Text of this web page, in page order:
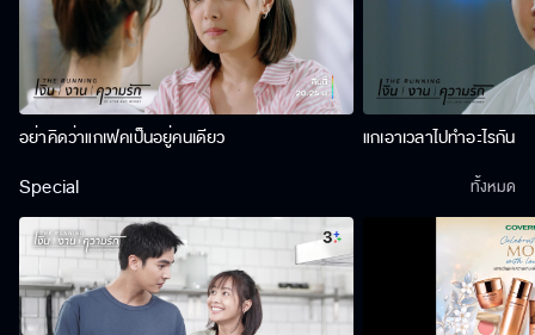
อย่าคิดว่าแกเฟคเป็นอยู่คนเดียว แกเอาเวลาไปทำอะไรกัน
Special ทั้งหมด